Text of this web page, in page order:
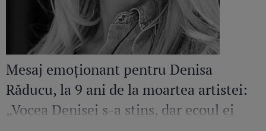
Mesaj emoționant pentru Denisa
Răducu, la 9 ani de la moartea artistei:
„Vocea Denisei s-a stins, dar ecoul ei